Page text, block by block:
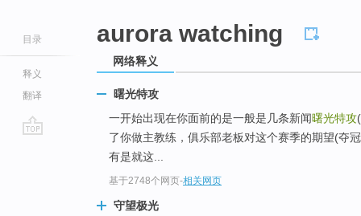
目录
释义
翻译
aurora watching
网络释义
曙光特攻
一开始出现在你面前的是一般是几条新闻曙光特攻(
了你做主教练，俱乐部老板对这个赛季的期望(夺
有是就这...
基于2748个网页-相关网页
守望极光